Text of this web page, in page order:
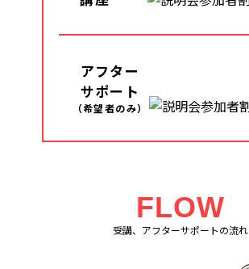
アフター
サポート
（希望者のみ）
FLOW
受講、アフターサポートの流れ